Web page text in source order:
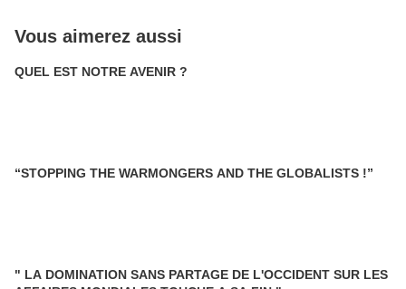
Vous aimerez aussi
QUEL EST NOTRE AVENIR ?
“STOPPING THE WARMONGERS AND THE GLOBALISTS !”
" LA DOMINATION SANS PARTAGE DE L'OCCIDENT SUR LES